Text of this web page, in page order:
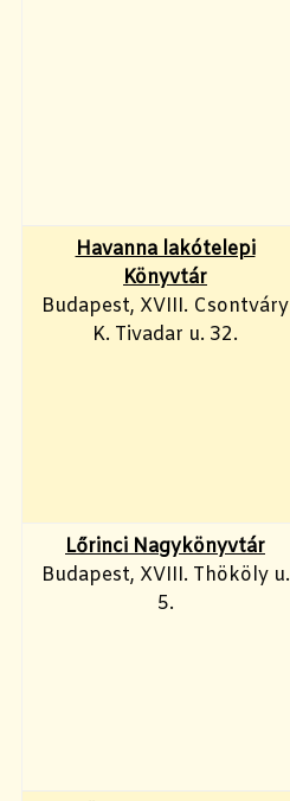
Havanna lakótelepi
Könyvtár
Budapest, XVIII. Csontváry
K. Tivadar u. 32.
Lőrinci Nagykönyvtár
Budapest, XVIII. Thököly u.
5.